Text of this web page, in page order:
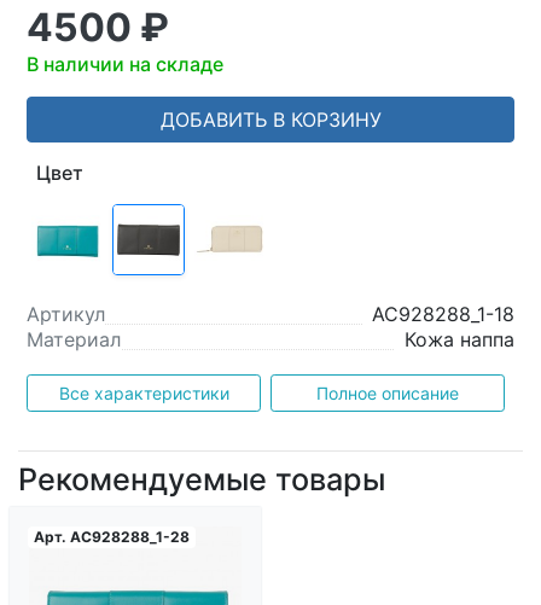
4500 ₽
В наличии на складе
ДОБАВИТЬ В КОРЗИНУ
Цвет
Артикул
AC928288_1-18
Материал
Кожа наппа
Все характеристики Полное описание
Рекомендуемые товары
Арт. AC928288_1-28